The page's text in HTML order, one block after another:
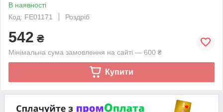
В наявності
Код: FE01171
Роздріб
542 ₴
Мінімальна сума замовлення на сайті — 600 ₴
Купити